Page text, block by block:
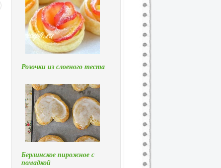
Розочки из слоеного теста
Берлинское пирожное с
помадкой